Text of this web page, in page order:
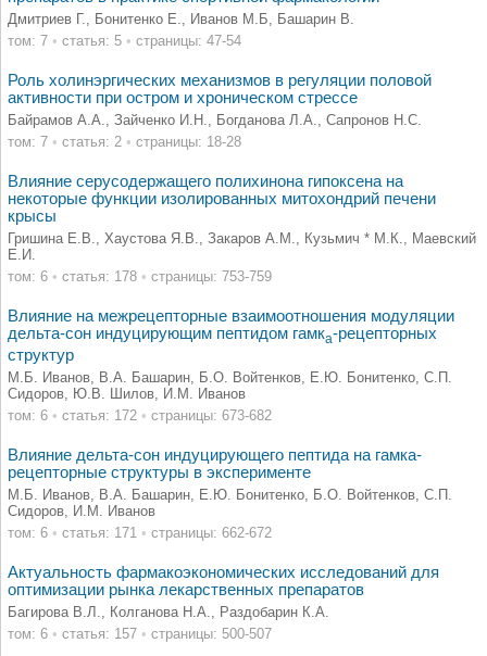
Дмитриев Г., Бонитенко Е., Иванов М.Б, Башарин В.
том: 7 • статья: 5 • страницы: 47-54
Роль холинэргических механизмов в регуляции половой
активности при остром и хроническом стрессе
Байрамов А.А., Зайченко И.Н., Богданова Л.А., Сапронов Н.С.
том: 7 • статья: 2 • страницы: 18-28
Влияние серусодержащего полихинона гипоксена на
некоторые функции изолированных митохондрий печени
крысы
Гришина Е.В., Хаустова Я.В., Закаров А.М., Кузьмич * М.К., Маевский
Е.И.
том: 6 • статья: 178 • страницы: 753-759
Влияние на межрецепторные взаимоотношения модуляции
дельта-сон индуцирующим пептидом гамка-рецепторных
структур
М.Б. Иванов, В.А. Башарин, Б.О. Войтенков, Е.Ю. Бонитенко, С.П.
Сидоров, Ю.В. Шилов, И.М. Иванов
том: 6 • статья: 172 • страницы: 673-682
Влияние дельта-сон индуцирующего пептида на гамка-
рецепторные структуры в эксперименте
М.Б. Иванов, В.А. Башарин, Е.Ю. Бонитенко, Б.О. Войтенков, С.П.
Сидоров, И.М. Иванов
том: 6 • статья: 171 • страницы: 662-672
Актуальность фармакоэкономических исследований для
оптимизации рынка лекарственных препаратов
Багирова В.Л., Колганова Н.А., Раздобарин К.А.
том: 6 • статья: 157 • страницы: 500-507